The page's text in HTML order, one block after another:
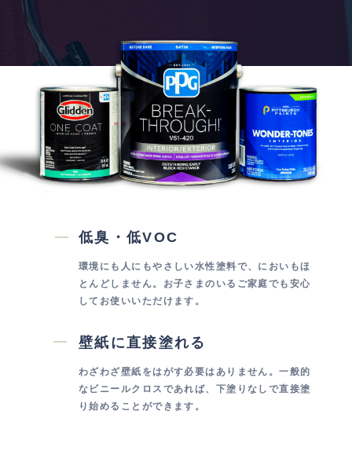
低臭・低VOC
環境にも人にもやさしい水性塗料で、においもほ
とんどしません。お子さまのいるご家庭でも安心
してお使いいただけます。
壁紙に直接塗れる
わざわざ壁紙をはがす必要はありません。一般的
なビニールクロスであれば、下塗りなしで直接塗
り始めることができます。